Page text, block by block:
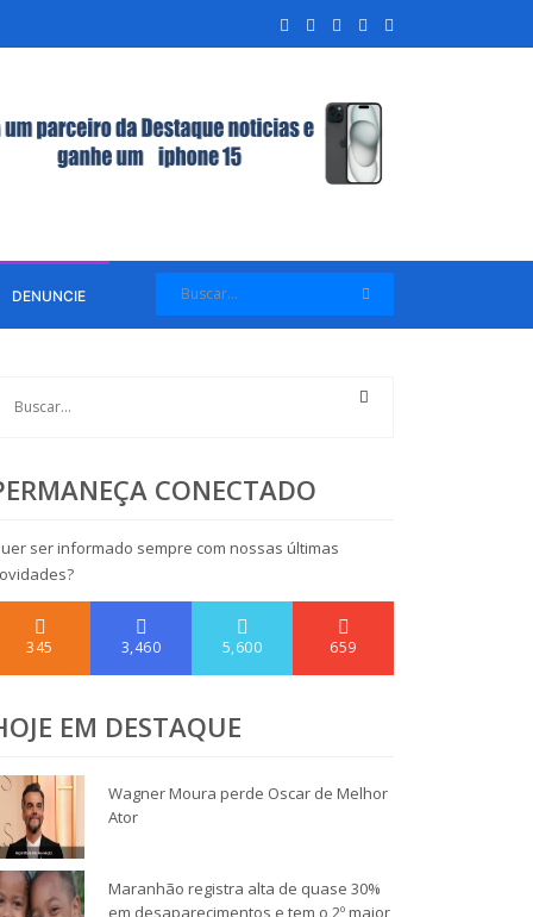
DENUNCIE
CONECTADO
ser informado sempre com nossas últimas
345 3,460 5,600 659
EM DESTAQUE
Wagner Moura perde Oscar de Melhor
Ator
Maranhão registra alta de quase 30%
em desaparecimentos e tem o 2º maior